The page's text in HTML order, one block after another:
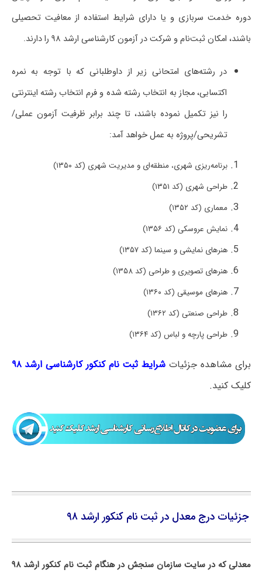
دوره خدمت سربازی و یا دارای شرایط استفاده از معافیت تحصیلی
باشند، امکان ثبت‌نام و شرکت در آزمون کارشناسی ارشد ۹۸ را دارند.
در رشته‌های امتحانی زیر از داوطلبانی ‌که‌ با توجه‌ به‌ نمره‌
اکتسابی،‌ مجاز به انتخاب ‌رشته ‌شده و فرم انتخاب رشته اینترنتی
را نیز تکمیل نموده باشند، تا چند برابر ظرفیت آزمون عملی/
تشریحی/پروژه به عمل خواهد آمد:
برنامه‌ریزی شهری، منطقه‌ای و مدیریت شهری (کد ۱۳۵۰)
طراحی شهری (کد ۱۳۵۱)
معماری (کد ۱۳۵۲)
نمایش عروسکی (کد ۱۳۵۶)
هنرهای نمایشی و سینما (کد ۱۳۵۷)
هنرهای تصویری و طراحی (کد ۱۳۵۸)
هنرهای موسیقی (کد ۱۳۶۰)
طراحی صنعتی (کد ۱۳۶۲)
طراحی پارچه و لباس (کد ۱۳۶۴)
برای مشاهده جزئیات شرایط ثبت نام کنکور کارشناسی ارشد ۹۸
کلیک کنید.
جزئیات درج معدل در ثبت نام کنکور ارشد ۹۸
معدلی که در سایت سازمان سنجش در هنگام ثبت نام کنکور ارشد ۹۸